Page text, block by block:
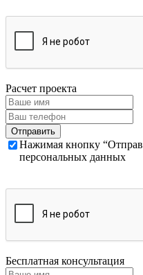
Расчет проекта
Нажимая кнопку
персональных данных
Бесплатная консультация